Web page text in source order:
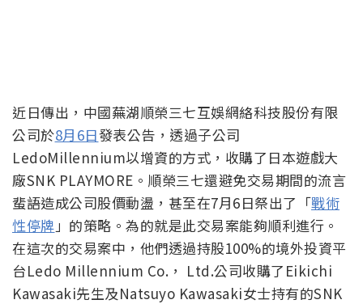
近日傳出，中國蕪湖順榮三七互娛網絡科技股份有限
公司於8月6日發表公告，透過子公司
LedoMillennium以增資的方式，收購了日本遊戲大
廠SNK PLAYMORE。順榮三七還避免交易期間的流言
蜚語造成公司股價動盪，甚至在7月6日祭出了「戰術
性停牌 」的策略。為的就是此交易案能夠順利進行。
在這次的交易案中，他們透過持股100%的境外投資平
台Ledo Millennium Co.， Ltd.公司收購了Eikichi
Kawasaki先生及Natsuyo Kawasaki女士持有的SNK